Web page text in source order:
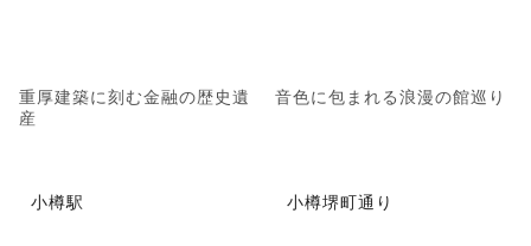
重厚建築に刻む金融の歴史遺
産
音色に包まれる浪漫の館巡り
小樽駅 小樽堺町通り